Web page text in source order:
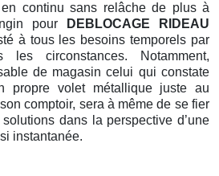
continu sans relâche de plus à
pour
DEBLOCAGE RIDEAU
à tous les besoins temporels par
les circonstances. Notamment,
de magasin celui qui constate
propre volet métallique juste au
comptoir, sera à même de se fier
dans la perspective d’une
instantanée.